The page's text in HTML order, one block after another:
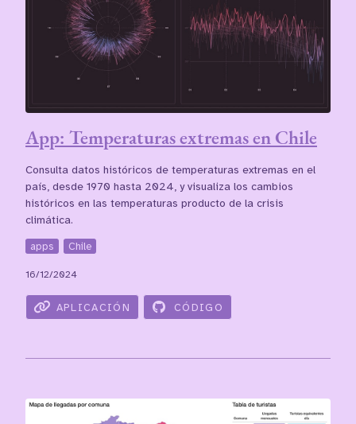
App: Temperaturas extremas en Chile
Consulta datos históricos de temperaturas extremas en el
país, desde 1970 hasta 2024, y visualiza los cambios
históricos en las temperaturas producto de la crisis
climática.
apps Chile
16/12/2024
APLICACIÓN CÓDIGO